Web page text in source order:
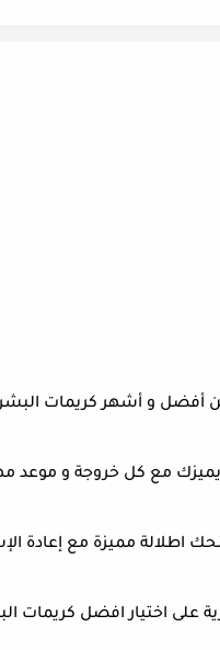
أفضل و أشهر كريمات البشرة
يميزك مع كل خروجة و موعد
اطلالة مميزة مع إعادة
اختيار افضل كريمات